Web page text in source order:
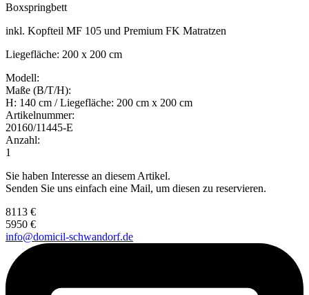
Boxspringbett
inkl. Kopfteil MF 105 und Premium FK Matratzen
Liegefläche: 200 x 200 cm
Modell:
Maße (B/T/H):
H: 140 cm / Liegefläche: 200 cm x 200 cm
Artikelnummer:
20160/11445-E
Anzahl:
1
Sie haben Interesse an diesem Artikel.
Senden Sie uns einfach eine Mail, um diesen zu reservieren.
8113 €
5950 €
info@domicil-schwandorf.de